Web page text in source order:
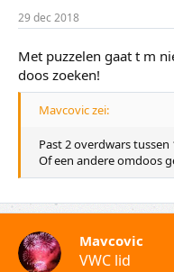
29 dec 2018
Met puzzelen gaat t m
doos zoeken!
Mavcovic zei:
Past 2 overdwars
Of een andere omdoos
Mavcovic
VWC lid